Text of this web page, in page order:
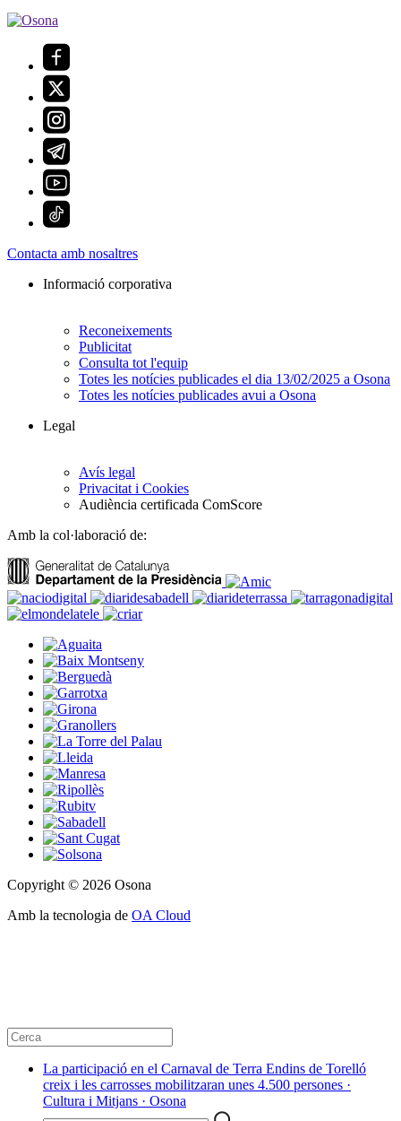
Contacta amb nosaltres
Informació corporativa
Reconeixements
Publicitat
Consulta tot l'equip
Totes les notícies publicades el dia 13/02/2025 a Osona
Totes les notícies publicades avui a Osona
Legal
Avís legal
Privacitat i Cookies
Audiència certificada ComScore
Amb la col·laboració de:
Copyright © 2026 Osona
Amb la tecnologia de OA Cloud
La participació en el Carnaval de Terra Endins de Torelló
creix i les carrosses mobilitzaran unes 4.500 persones ·
Cultura i Mitjans · Osona